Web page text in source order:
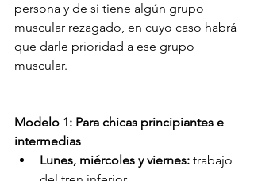
persona y de si tiene algún grupo
muscular rezagado, en cuyo caso habrá
que darle prioridad a ese grupo
muscular.
Modelo 1: Para chicas principiantes e
intermedias
Lunes, miércoles y viernes: trabajo